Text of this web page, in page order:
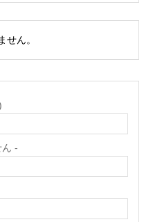
せん。
-